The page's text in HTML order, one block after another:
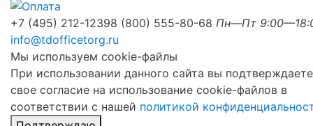
+7 (495) 212-12398 (800) 555-80-68 Пн—Пт
info@tdofficetorg.ru
Мы используем cookie-файлы
При использовании данного сайта вы подтверждаете
свое согласие на использование cookie-файлов в
соответствии с нашей политикой